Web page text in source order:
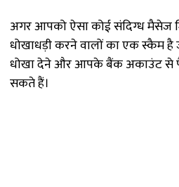
अगर आपको ऐसा कोई संदिग्ध मैसेज
धोखाधड़ी करने वालों का एक स्कैम
धोखा देने और आपके बैंक अकाउंट से
सकते हैं।